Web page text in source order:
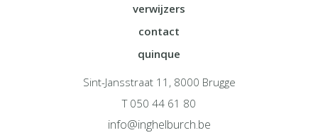
verwijzers
contact
quinque
Sint-Jansstraat 11, 8000 Brugge
T 050 44 61 80
info@inghelburch.be